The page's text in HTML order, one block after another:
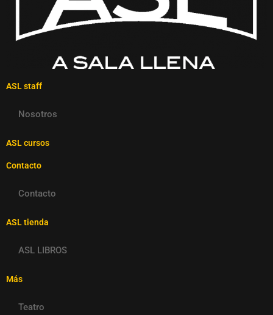
ASL staff
Nosotros
ASL cursos
Contacto
Contacto
ASL tienda
ASL LIBROS
Más
Teatro